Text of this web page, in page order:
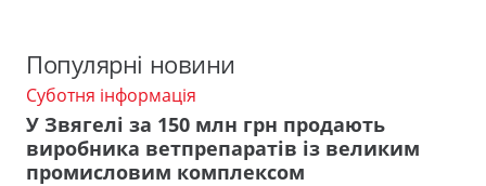
Популярні новини
Суботня інформація
У Звягелі за 150 млн грн продають
виробника ветпрепаратів із великим
промисловим комплексом